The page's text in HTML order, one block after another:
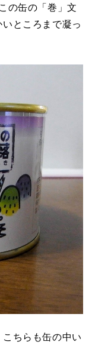
の缶の「巻」文
ところまで凝っ
ちらも缶の中い